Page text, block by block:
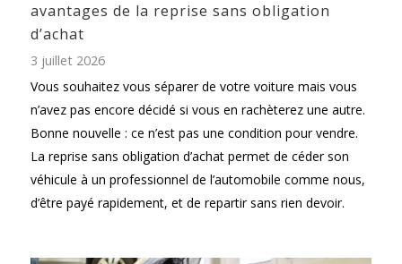
avantages de la reprise sans obligation
d’achat
3 juillet 2026
Vous souhaitez vous séparer de votre voiture mais vous
n’avez pas encore décidé si vous en rachèterez une autre.
Bonne nouvelle : ce n’est pas une condition pour vendre.
La reprise sans obligation d’achat permet de céder son
véhicule à un professionnel de l’automobile comme nous,
d’être payé rapidement, et de repartir sans rien devoir.